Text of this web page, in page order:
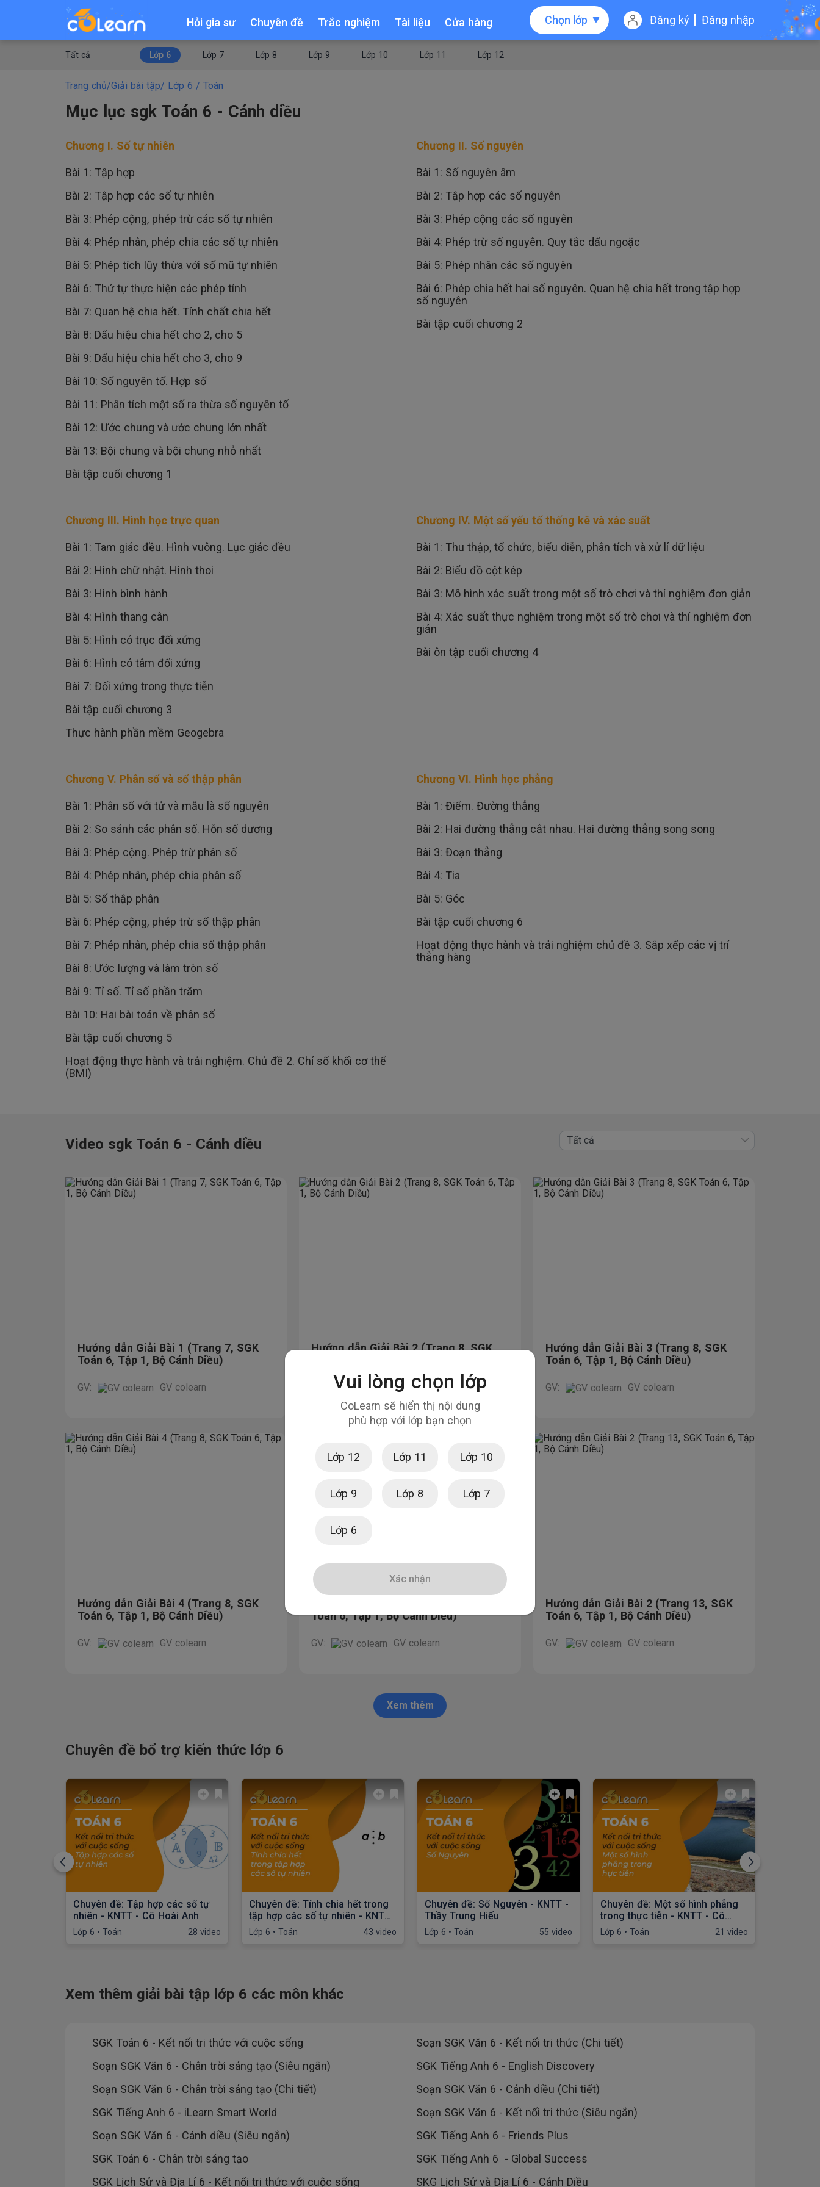
Hỏi gia sư Chuyên đề Trắc nghiệm Tài liệu Cửa hàng Chọn lớp Đăng ký Đăng nhập
Tất cả Lớp 6 Lớp 7 Lớp 8 Lớp 9 Lớp 10 Lớp 11 Lớp 12
Trang chủ/Giải bài tập/ Lớp 6 / Toán
Mục lục sgk Toán 6 - Cánh diều
Chương I. Số tự nhiên
Bài 1: Tập hợp
Bài 2: Tập hợp các số tự nhiên
Bài 3: Phép cộng, phép trừ các số tự nhiên
Bài 4: Phép nhân, phép chia các số tự nhiên
Bài 5: Phép tích lũy thừa với số mũ tự nhiên
Bài 6: Thứ tự thực hiện các phép tính
Bài 7: Quan hệ chia hết. Tính chất chia hết
Bài 8: Dấu hiệu chia hết cho 2, cho 5
Bài 9: Dấu hiệu chia hết cho 3, cho 9
Bài 10: Số nguyên tố. Hợp số
Bài 11: Phân tích một số ra thừa số nguyên tố
Bài 12: Ước chung và ước chung lớn nhất
Bài 13: Bội chung và bội chung nhỏ nhất
Bài tập cuối chương 1
Chương II. Số nguyên
Bài 1: Số nguyên âm
Bài 2: Tập hợp các số nguyên
Bài 3: Phép cộng các số nguyên
Bài 4: Phép trừ số nguyên. Quy tắc dấu ngoặc
Bài 5: Phép nhân các số nguyên
Bài 6: Phép chia hết hai số nguyên. Quan hệ chia hết trong tập hợp
số nguyên
Bài tập cuối chương 2
Chương III. Hình học trực quan
Bài 1: Tam giác đều. Hình vuông. Lục giác đều
Bài 2: Hình chữ nhật. Hình thoi
Bài 3: Hình bình hành
Bài 4: Hình thang cân
Bài 5: Hình có trục đối xứng
Bài 6: Hình có tâm đối xứng
Bài 7: Đối xứng trong thực tiễn
Bài tập cuối chương 3
Thực hành phần mềm Geogebra
Chương IV. Một số yếu tố thống kê và xác suất
Bài 1: Thu thập, tổ chức, biểu diễn, phân tích và xử lí dữ liệu
Bài 2: Biểu đồ cột kép
Bài 3: Mô hình xác suất trong một số trò chơi và thí nghiệm đơn giản
Bài 4: Xác suất thực nghiệm trong một số trò chơi và thí nghiệm đơn
giản
Bài ôn tập cuối chương 4
Chương V. Phân số và số thập phân
Bài 1: Phân số với tử và mẫu là số nguyên
Bài 2: So sánh các phân số. Hỗn số dương
Bài 3: Phép cộng. Phép trừ phân số
Bài 4: Phép nhân, phép chia phân số
Bài 5: Số thập phân
Bài 6: Phép cộng, phép trừ số thập phân
Bài 7: Phép nhân, phép chia số thập phân
Bài 8: Ước lượng và làm tròn số
Bài 9: Tỉ số. Tỉ số phần trăm
Bài 10: Hai bài toán về phân số
Bài tập cuối chương 5
Hoạt động thực hành và trải nghiệm. Chủ đề 2. Chỉ số khối cơ thể
(BMI)
Chương VI. Hình học phẳng
Bài 1: Điểm. Đường thẳng
Bài 2: Hai đường thẳng cắt nhau. Hai đường thẳng song song
Bài 3: Đoạn thẳng
Bài 4: Tia
Bài 5: Góc
Bài tập cuối chương 6
Hoạt động thực hành và trải nghiệm chủ đề 3. Sắp xếp các vị trí
thẳng hàng
Video sgk Toán 6 - Cánh diều Tất cả
Hướng dẫn Giải Bài 1 (Trang 7, SGK
Toán 6, Tập 1, Bộ Cánh Diều)
GV: GV colearn
Hướng dẫn Giải Bài 2 (Trang 8, SGK
GV colearn
Hướng dẫn Giải Bài 3 (Trang 8, SGK
Toán 6, Tập 1, Bộ Cánh Diều)
GV: GV colearn
Hướng dẫn Giải Bài 4 (Trang 8, SGK
Toán 6, Tập 1, Bộ Cánh Diều)
GV: GV colearn
Toán 6, Tập 1, Bộ Cánh Diều)
GV: GV colearn
Hướng dẫn Giải Bài 2 (Trang 13, SGK
Toán 6, Tập 1, Bộ Cánh Diều)
GV: GV colearn
Xem thêm
Chuyên đề bổ trợ kiến thức lớp 6
Chuyên đề: Tập hợp các số tự
nhiên - KNTT - Cô Hoài Anh
Lớp 6 • Toán 28 video
Chuyên đề: Tính chia hết trong
tập hợp các số tự nhiên - KNTT
- Cô Hoài Anh
Lớp 6 • Toán 43 video
Chuyên đề: Số Nguyên - KNTT -
Thầy Trung Hiếu
Lớp 6 • Toán 55 video
Chuyên đề: Một số hình phẳng
trong thực tiễn - KNTT - Cô
Hoài Anh
Lớp 6 • Toán 21 video
Xem thêm giải bài tập lớp 6 các môn khác
SGK Toán 6 - Kết nối tri thức với cuộc sống
Soạn SGK Văn 6 - Kết nối tri thức (Chi tiết)
Soạn SGK Văn 6 - Chân trời sáng tạo (Siêu ngắn)
SGK Tiếng Anh 6 - English Discovery
Soạn SGK Văn 6 - Chân trời sáng tạo (Chi tiết)
Soạn SGK Văn 6 - Cánh diều (Chi tiết)
SGK Tiếng Anh 6 - iLearn Smart World
Soạn SGK Văn 6 - Kết nối tri thức (Siêu ngắn)
Soạn SGK Văn 6 - Cánh diều (Siêu ngắn)
SGK Tiếng Anh 6 - Friends Plus
SGK Toán 6 - Chân trời sáng tạo
SGK Tiếng Anh 6 - Global Success
SGK Lịch Sử và Địa Lí 6 - Kết nối tri thức với cuộc sống
SKG Lịch Sử và Địa Lí 6 - Cánh Diều
Vui lòng chọn lớp
CoLearn sẽ hiển thị nội dung
phù hợp với lớp bạn chọn
Lớp 12 Lớp 11 Lớp 10
Lớp 9 Lớp 8 Lớp 7
Lớp 6
Xác nhận